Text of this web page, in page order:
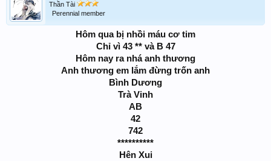
Thần Tài
Perennial member
Hôm qua bị nhồi máu cơ tim
Chỉ vì 43 ** và B 47
Hôm nay ra nhá anh thương
Anh thương em lắm đừng trốn anh
Bình Dương
Trà Vinh
AB
42
742
**********
Hên Xui